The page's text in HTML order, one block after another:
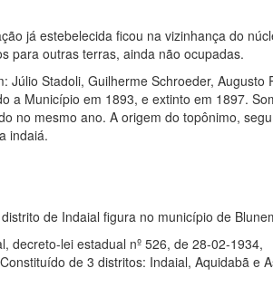
já estebelecida ficou na vizinhança do
para outras terras, ainda não ocupadas.
Stadoli, Guilherme Schroeder, Augusto
a Município em 1893, e extinto em 1897.
no mesmo ano. A origem do topônimo,
indaiá.
de Indaial figura no município de
decreto-lei estadual nº 526, de 28-02-1934,
de 3 distritos: Indaial, Aquidabã e